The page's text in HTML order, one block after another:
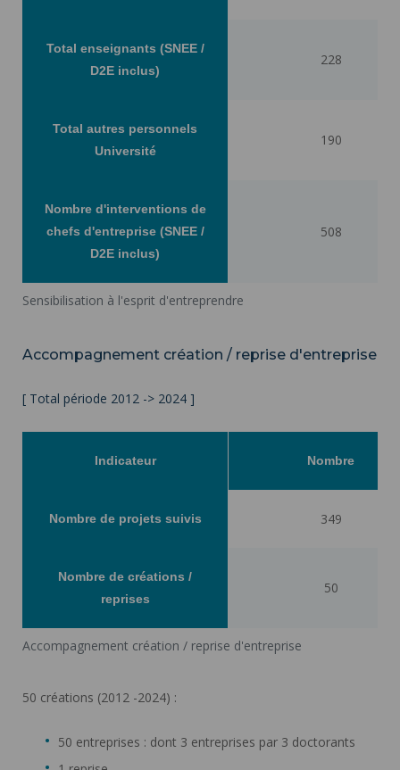
Sensibilisation à l'esprit d'entreprendre
Total enseignants (SNEE /
D2E inclus)
228
Total autres personnels
Université
190
Nombre d'interventions de
chefs d'entreprise (SNEE /
D2E inclus)
508
Accompagnement création / reprise d'entreprise
[ Total période 2012 -> 2024 ]
Accompagnement création / reprise d'entreprise
Indicateur Nombre
Nombre de projets suivis 349
Nombre de créations /
reprises
50
50 créations (2012 -2024) :
50 entreprises : dont 3 entreprises par 3 doctorants